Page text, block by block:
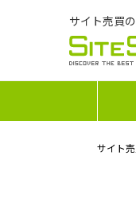
サイト売買
サイト